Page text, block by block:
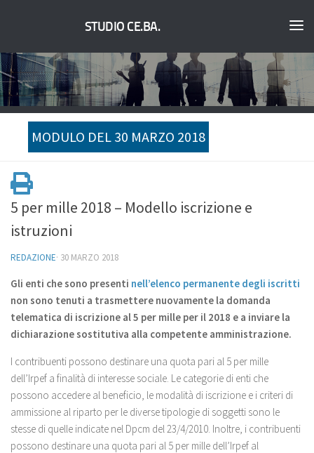
STUDIO CE.BA.
MODULO DEL 30 MARZO 2018
5 per mille 2018 – Modello iscrizione e
istruzioni
REDAZIONE· 30 MARZO 2018
Gli enti che sono presenti nell’elenco permanente degli iscritti
non sono tenuti a trasmettere nuovamente la domanda
telematica di iscrizione al 5 per mille per il 2018 e a inviare la
dichiarazione sostitutiva alla competente amministrazione.
I contribuenti possono destinare una quota pari al 5 per mille
dell’Irpef a finalità di interesse sociale. Le categorie di enti che
possono accedere al beneficio, le modalità di iscrizione e i criteri di
ammissione al riparto per le diverse tipologie di soggetti sono le
stesse di quelle indicate nel Dpcm del 23/4/2010. Inoltre, i contribuenti
possono destinare una quota pari al 5 per mille dell’Irpef al